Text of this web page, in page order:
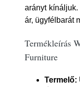
arányt
ár, ügyfélbarát
Termékleírás
Furniture
Termelő: